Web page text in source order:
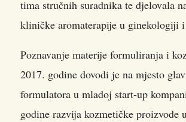
tima stručnih suradnika te djelovala
kliničke aromaterapije u ginekologiji
Poznavanje materije formuliranja i
2017. godine dovodi je na mjesto
formulatora u mladoj start-up
godine razvija kozmetičke proizvode